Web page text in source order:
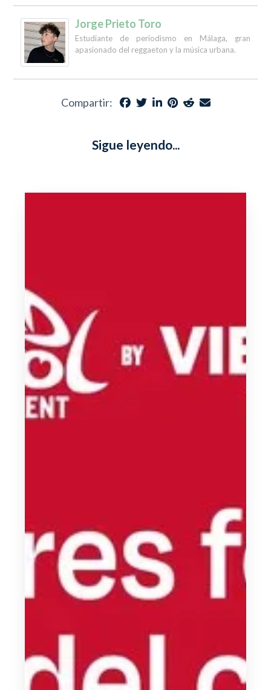
Jorge Prieto Toro
Estudiante de periodismo en Málaga, gran
apasionado del reggaeton y la música urbana.
Compartir:
Sigue leyendo...